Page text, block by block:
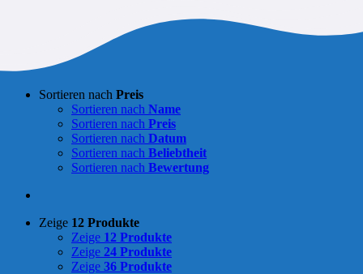
Sortieren nach Preis
Sortieren nach Name
Sortieren nach Preis
Sortieren nach Datum
Sortieren nach Beliebtheit
Sortieren nach Bewertung
Zeige 12 Produkte
Zeige 12 Produkte
Zeige 24 Produkte
Zeige 36 Produkte